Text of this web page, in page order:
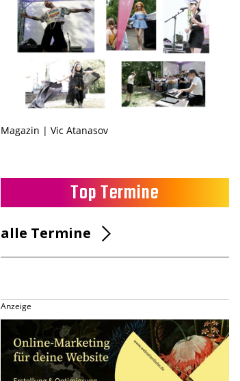
Magazin | Vic Atanasov
Top Termine
alle Termine
Anzeige